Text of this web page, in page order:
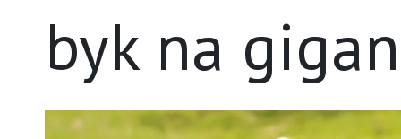
byk na